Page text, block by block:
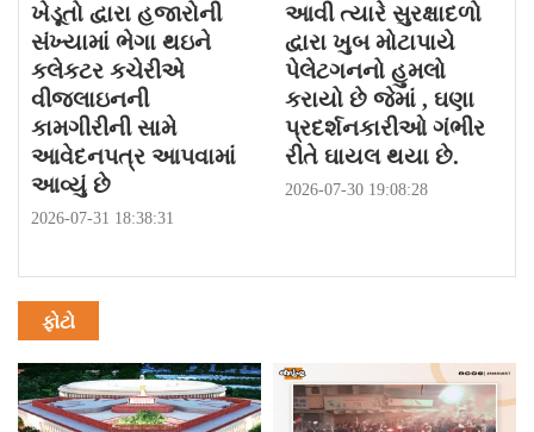
ખેડૂતો દ્વારા હજારોની
સંખ્યામાં ભેગા થઇને
કલેકટર કચેરીએ
વીજલાઇનની
કામગીરીની સામે
આવેદનપત્ર આપવામાં
આવ્યું છે
2026-07-31 18:38:31
આવી ત્યારે સુરક્ષાદળો
દ્વારા ખુબ મોટાપાયે
પેલેટગનનો હુમલો
કરાયો છે જેમાં , ઘણા
પ્રદર્શનકારીઓ ગંભીર
રીતે ઘાયલ થયા છે.
2026-07-30 19:08:28
ફોટો